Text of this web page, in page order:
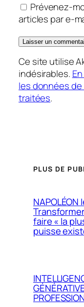
Prévenez-
articles par e-
Ce site utilise
indésirables.
les données
traitées.
PLUS DE
NAPOLÉON
faire « la
puisse